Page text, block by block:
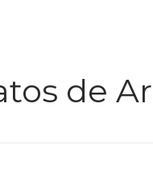
de